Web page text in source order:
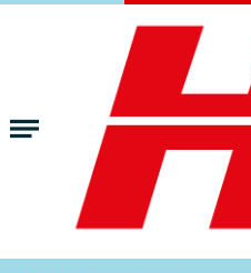
Zum Hauptinhalt springen
Maschinen & Werkzeuge
Spiralschlauch 4 mtr.